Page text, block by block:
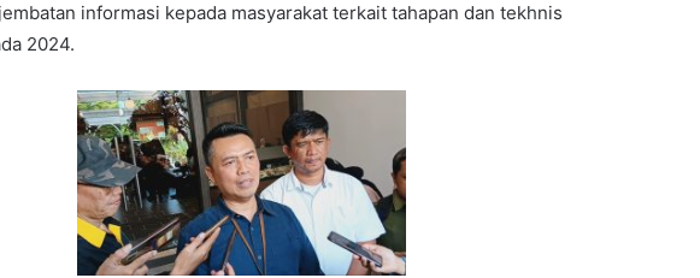
informasi kepada masyarakat terkait tahapan dan tekhnis
2024.